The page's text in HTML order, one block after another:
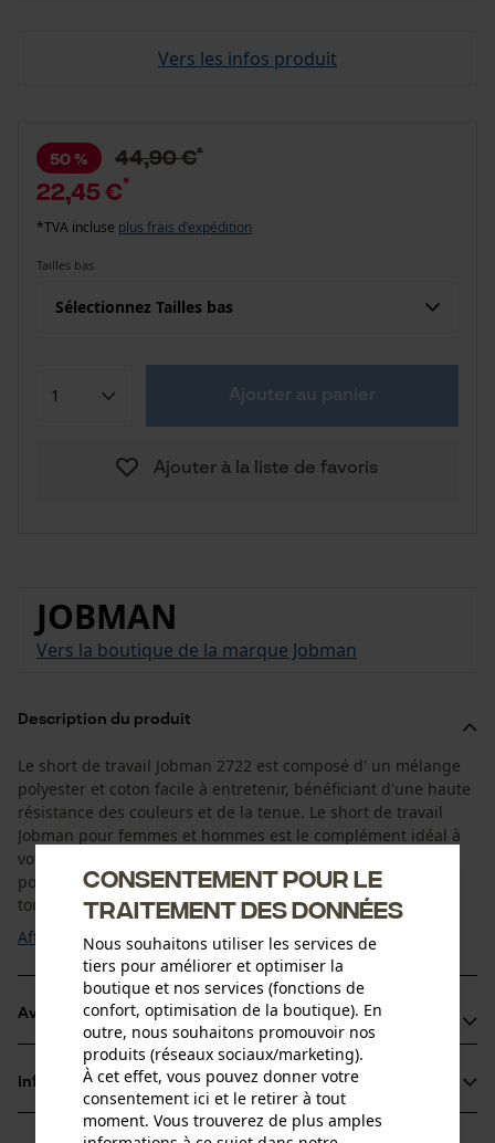
Vers les infos produit
50 % 44,90 €*
22,45 €*
*TVA incluse plus frais d'expédition
Tailles bas
Sélectionnez Tailles bas
Ajouter au panier
Ajouter à la liste de favoris
JOBMAN
Vers la boutique de la marque Jobman
Description du produit
Le short de travail Jobman 2722 est composé d' un mélange
polyester et coton facile à entretenir, bénéficiant d'une haute
résistance des couleurs et de la tenue. Le short de travail
Jobman pour femmes et hommes est le complément idéal à
votre tenue de travail habituelle. Avec ses nombreuses
poches bien pratiques, vos outils les plus importants sont
toujours à portée de main. Le ...
Afficher plus
Avantages du produit
Short de travail Jobman avec poche pour mètre pliant et
rangement pour couteau
Poches à rabat renforcées, comme un pantalon de
Informations sur le produit
Consentement pour le
traitement des données
Nous souhaitons utiliser les services de
tiers pour améliorer et optimiser la
boutique et nos services (fonctions de
confort, optimisation de la boutique). En
outre, nous souhaitons promouvoir nos
produits (réseaux sociaux/marketing).
À cet effet, vous pouvez donner votre
consentement ici et le retirer à tout
moment. Vous trouverez de plus amples